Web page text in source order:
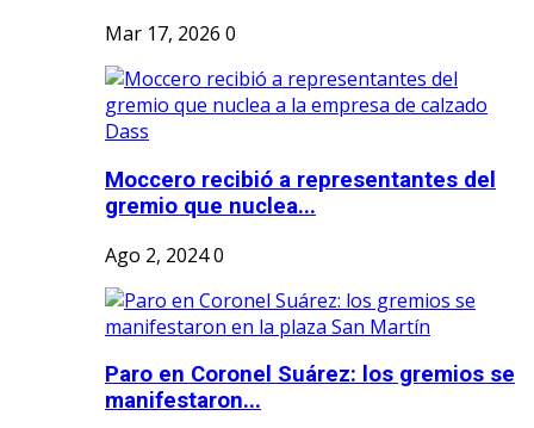
Mar 17, 2026 0
Moccero recibió a representantes del
gremio que nuclea...
Ago 2, 20240
Paro en Coronel Suárez: los gremios se
manifestaron...